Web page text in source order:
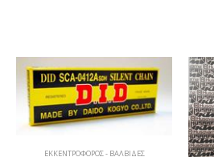
ΕΚΚΕΝΤΡΟΦΌΡΟΣ - ΒΑΛΒΊΔΕΣ